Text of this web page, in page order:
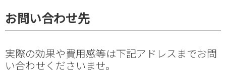
お問い合わせ先
実際の効果や費用感等は下記アドレスまでお問
い合わせくださいませ。